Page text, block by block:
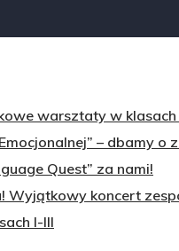
warsztaty w klasach
– dbamy o
Quest” za nami!
Wyjątkowy koncert
I-III